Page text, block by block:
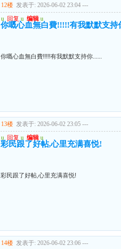
12楼 发表于: 2026-06-02 23:04 ---
u 回复 u 编辑 u
你嘅心血無白費!!!!!有我默默支持
你嘅心血無白費!!!!!有我默默支持你......
13楼 发表于: 2026-06-02 23:05 ---
u 回复 u 编辑 u
彩民跟了好帖,心里充满喜悦!
彩民跟了好帖,心里充满喜悦!
14楼 发表于: 2026-06-02 23:06 ---